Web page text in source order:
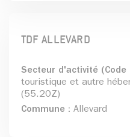
TDF ALLEVARD
Secteur d'activité (Code
touristique et autre
(55.20Z)
Commune : Allevard